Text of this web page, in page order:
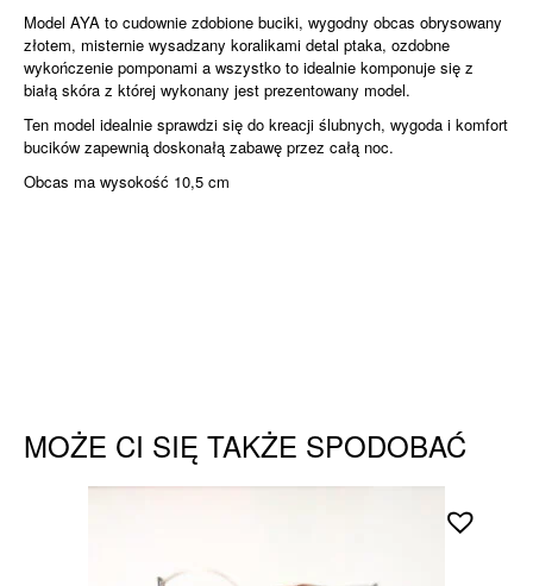
Model AYA to cudownie zdobione buciki, wygodny obcas obrysowany
złotem, misternie wysadzany koralikami detal ptaka, ozdobne
wykończenie pomponami a wszystko to idealnie komponuje się z
białą skóra z której wykonany jest prezentowany model.
Ten model idealnie sprawdzi się do kreacji ślubnych, wygoda i komfort
bucików zapewnią doskonałą zabawę przez całą noc.
Obcas ma wysokość 10,5 cm
MOŻE CI SIĘ TAKŻE SPODOBAĆ